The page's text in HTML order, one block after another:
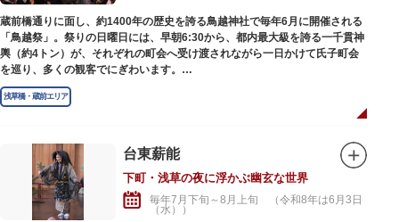
蔵前橋通りに面し、約1400年の歴史を誇る鳥越神社で毎年6月に開催される
「鳥越祭」。祭りの日曜日には、早朝6:30から、都内最大級を誇る一千貫神
輿（約4トン）が、それぞれの町会へ受け渡されながら一日かけて氏子町会
を巡り、多くの観客でにぎわいます。
狭い下町の路地裏にも入ることから担ぎ棒が短く担ぎ手1人当たりの負担も
大きいため、渡御が難しい神輿としても知られ、その活気と迫力に圧倒され
が歩き、日没からは「鳥越夜まつり」といわれ、神輿の弓張提灯と町会の高
張提灯に灯りが入り、荘厳かつ幻想的な姿で21:00に宮入りし、祭りは最高
神社周辺には、都内最大規模の約250軒の屋台がずらりと並び、グルメ系は
もちろん、子どもたちが喜ぶ遊べる屋台が多く出ているのも特徴です。
浅草橋・蔵前エリア
台東薪能
下町・浅草の夜に浮かぶ幽玄な世界
毎年7月下旬～8月上旬 （令和8年は6月3日
（水））